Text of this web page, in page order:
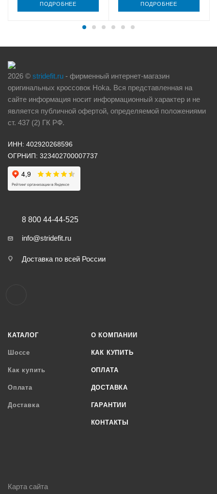
ПОДРОБНЕЕ ПОДРОБНЕЕ
2026 © stridefit.ru - фирменный интернет-магазин
оригинальных кроссовок Hoka. Вся представленная на
сайте информация носит информационный характер и не
является публичной офертой, определяемой положениями
ст. 437 (2) ГК РФ.
ИНН: 402920268596
ОГРНИП: 323402700007737
КАТАЛОГ
Шоссе
Как купить
Оплата
Доставка
О КОМПАНИИ
КАК КУПИТЬ
ОПЛАТА
ДОСТАВКА
ГАРАНТИИ
КОНТАКТЫ
8 800 44-44-525
info@stridefit.ru
Доставка по всей России
Карта сайта